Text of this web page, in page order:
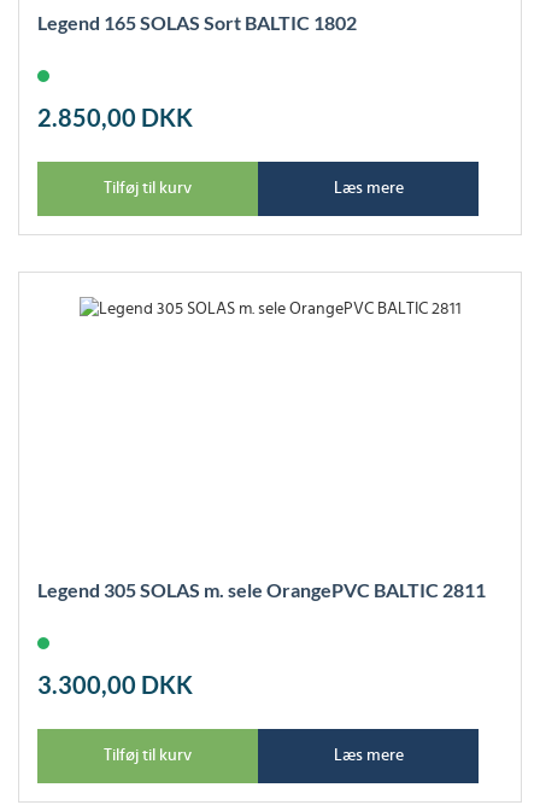
Legend 165 SOLAS Sort BALTIC 1802
2.850,00 DKK
Tilføj til kurv Læs mere
Legend 305 SOLAS m. sele OrangePVC BALTIC 2811
3.300,00 DKK
Tilføj til kurv Læs mere